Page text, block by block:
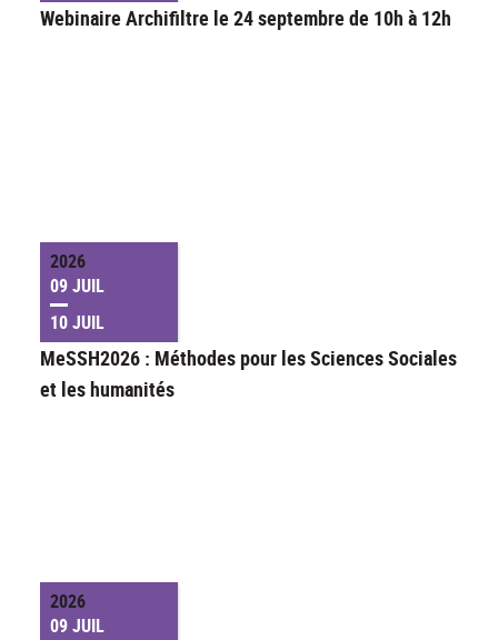
Webinaire Archifiltre le 24 septembre de 10h à 12h
2026
09 JUIL
10 JUIL
MeSSH2026 : Méthodes pour les Sciences Sociales
et les humanités
2026
09 JUIL